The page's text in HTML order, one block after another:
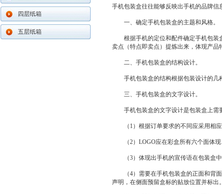
四层纸箱
五层纸箱
手机包装盒往往能够反映出手机的品牌
一、确定手机包装盒的主题和风格。
根据手机的定位和配件确定手机包装
卖点（特点即卖点）提炼出来，体现产品
二、手机包装盒的结构设计。
手机包装盒的结构根据包装设计的几
三、手机包装盒的文字设计。
手机包装盒的文字设计是包装盒上需
（1）根据订单要求的不同应采用相应
（2）LOGO应在彩盒所有六个面体现
（3）体现出手机的宣传语在包装盒中
（4）需要在手机包装盒的正面和背面
声明，在侧面预留盒标的贴放位置并标出